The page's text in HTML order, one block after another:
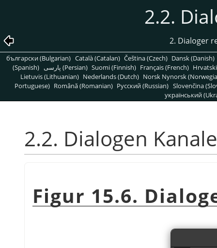
2.2.
2. Dialoger
български (Bulgarian) Català (Catalan) Čeština (Czech) Dansk (Danish)
(Spanish)
پارسی (Persian) Suomi (Finnish) Français (French)
Lietuvis (Lithuanian) Nederlands (Dutch) Norsk Nynorsk
Portuguese) Română (Romanian) Pусский (Russian) Slovenčina
український
2.2. Dialogen
Figur 15.6.